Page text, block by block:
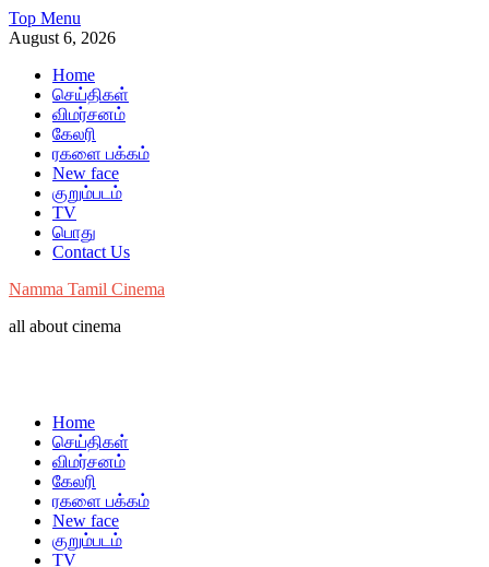
Skip
to
Top Menu
August 6, 2026
Home
செய்திகள்
விமர்சனம்
கேலரி
ரகளை பக்கம்
New face
குறும்படம்
TV
பொது
Contact Us
Namma Tamil Cinema
all about cinema
Home
செய்திகள்
விமர்சனம்
கேலரி
ரகளை பக்கம்
New face
குறும்படம்
TV